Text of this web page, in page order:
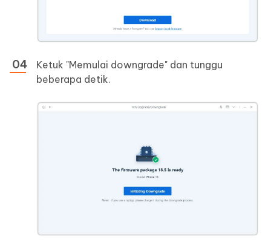
Ketuk "Memulai downgrade" dan tunggu
beberapa detik.